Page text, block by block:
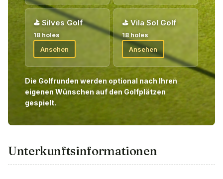
⛳ Silves Golf
18 holes
Ansehen
⛳ Vila Sol Golf
18 holes
Ansehen
Die Golfrunden werden optional nach Ihren
eigenen Wünschen auf den Golfplätzen
gespielt.
Unterkunftsinformationen